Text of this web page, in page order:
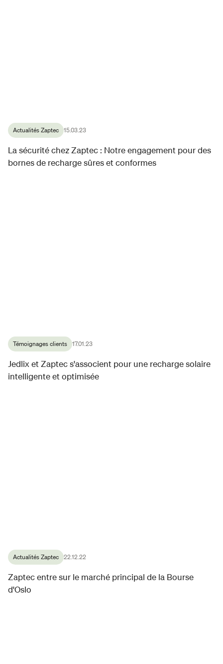
Actualités Zaptec 15.03.23
La sécurité chez Zaptec : Notre engagement pour des
bornes de recharge sûres et conformes
Témoignages clients 17.01.23
Jedlix et Zaptec s'associent pour une recharge solaire
intelligente et optimisée
Actualités Zaptec 22.12.22
Zaptec entre sur le marché principal de la Bourse
d'Oslo